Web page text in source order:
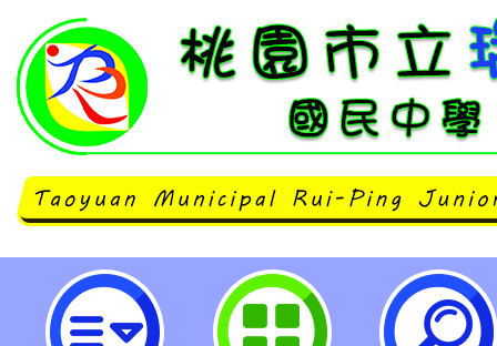
轉知「桃園市113年度表揚推展家
暨團體實 施計畫」，歡迎推薦符